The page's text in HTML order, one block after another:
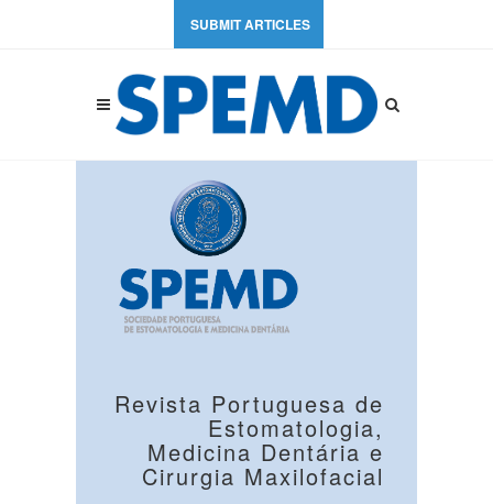
SUBMIT ARTICLES
Revista Portuguesa de
Estomatologia,
Medicina Dentária e
Cirurgia Maxilofacial